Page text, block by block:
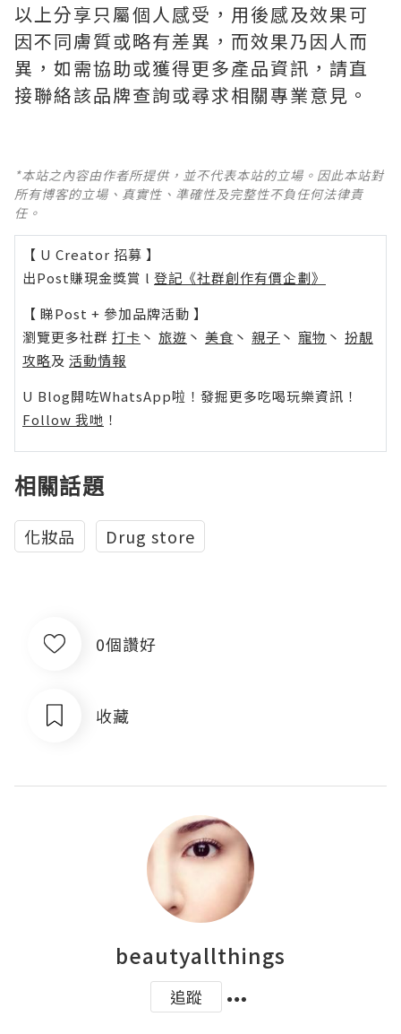
以上分享只屬個人感受，用後感及效果可
因不同膚質或略有差異，而效果乃因人而
異，如需協助或獲得更多產品資訊，請直
接聯絡該品牌查詢或尋求相關專業意見。
*本站之內容由作者所提供，並不代表本站的立場。因此本站對
所有博客的立場、真實性、準確性及完整性不負任何法律責
任。
【 U Creator 招募 】
出Post賺現金獎賞 l 登記《社群創作有價企劃》
【 睇Post + 參加品牌活動 】
瀏覽更多社群 打卡 丶 旅遊 丶 美食 丶 親子 丶 寵物 丶 扮靚
攻略及 活動情報
U Blog開咗WhatsApp啦！發掘更多吃喝玩樂資訊！
Follow 我哋 ！
相關話題
化妝品 Drug store
0個讚好
收藏
beautyallthings
追蹤